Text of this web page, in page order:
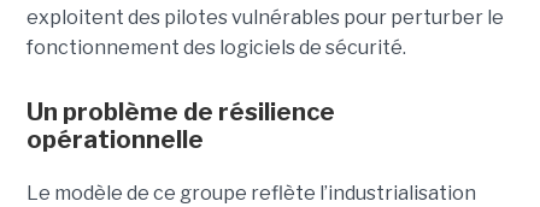
exploitent des pilotes vulnérables pour perturber le
fonctionnement des logiciels de sécurité.
Un problème de résilience
opérationnelle
Le modèle de ce groupe reflète l’industrialisation